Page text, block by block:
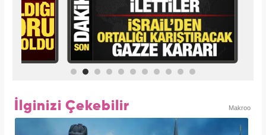
İlginizi Çekebilir Makroo